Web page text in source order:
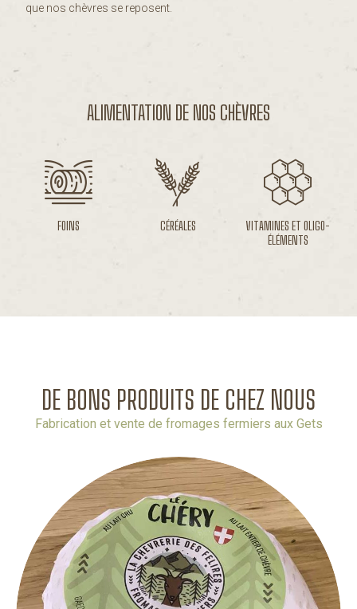
que nos chèvres se reposent.
ALIMENTATION DE NOS CHÈVRES
FOINS CÉRÉALES
VITAMINES ET OLIGO-
ÉLÉMENTS
DE BONS PRODUITS DE CHEZ NOUS
Fabrication et vente de fromages fermiers aux Gets